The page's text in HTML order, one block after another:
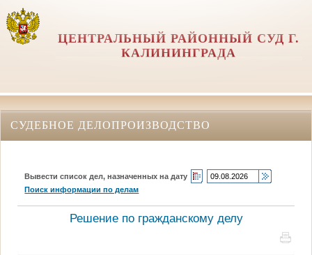
ЦЕНТРАЛЬНЫЙ РАЙОННЫЙ СУД Г.
КАЛИНИНГРАДА
СУДЕБНОЕ ДЕЛОПРОИЗВОДСТВО
Вывести список дел, назначенных на дату
Поиск информации по делам
Решение по гражданскому делу